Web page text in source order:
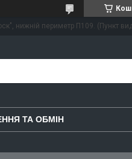
нижній периметр П109. (Пункт
ТА ОБМІН